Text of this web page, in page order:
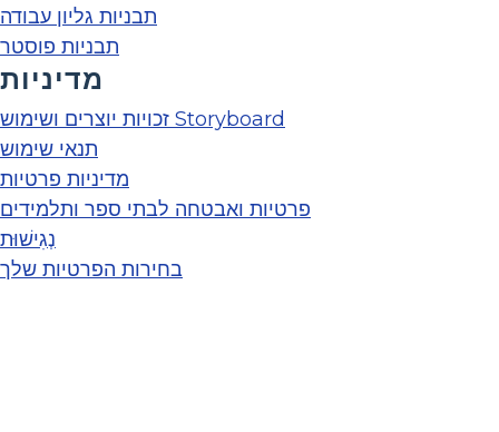
תבניות גליון עבודה
תבניות פוסטר
מדיניות
זכויות יוצרים ושימוש Storyboard
תנאי שימוש
מדיניות פרטיות
פרטיות ואבטחה לבתי ספר ותלמידים
נְגִישׁוּת
בחירות הפרטיות שלך